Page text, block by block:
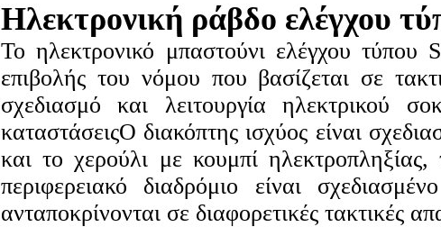
Ηλεκτρονική ράβδο ελέγχου
Το ηλεκτρονικό μπαστούνι ελέγχου τύπου
επιβολής του νόμου που βασίζεται σε
σχεδιασμό και λειτουργία ηλεκτρικού
καταστάσειςΟ διακόπτης ισχύος είναι
και το χερούλι με κουμπί
περιφερειακό διαδρόμιο είναι
ανταποκρίνονται σε διαφορετικές τακτικές